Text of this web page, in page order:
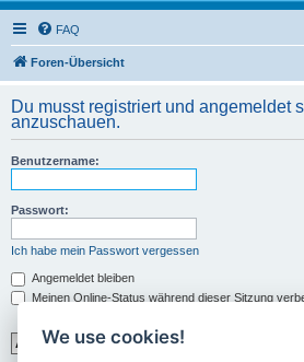
FAQ
Foren-Übersicht
Du musst registriert und angemeldet
anzuschauen.
Benutzername:
Passwort:
Ich habe mein Passwort vergessen
Angemeldet bleiben
Meinen Online-Status während dieser Sitzung
We use cookies!